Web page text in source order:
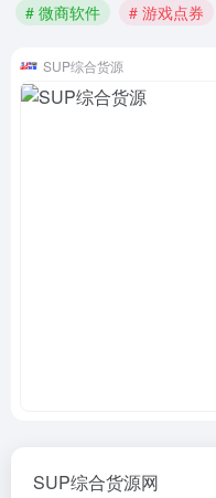
# 微商软件
# 游戏点券
SUP综合货源
SUP综合货源网